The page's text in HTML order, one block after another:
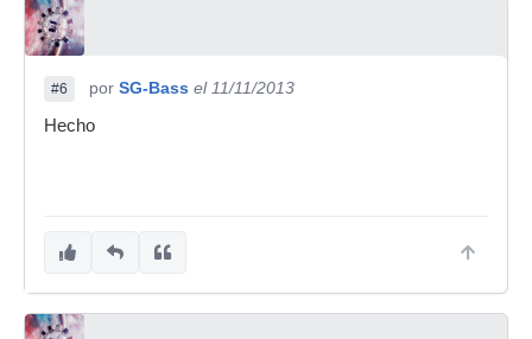
#6 por SG-Bass el 11/11/2013
Hecho